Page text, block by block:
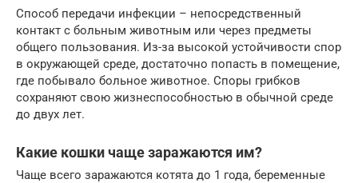
Способ передачи инфекции – непосредственный
контакт с больным животным или через предметы
общего пользования. Из-за высокой устойчивости спор
в окружающей среде, достаточно попасть в помещение,
где побывало больное животное. Споры грибков
сохраняют свою жизнеспособностью в обычной среде
до двух лет.
Какие кошки чаще заражаются им?
Чаще всего заражаются котята до 1 года, беременные